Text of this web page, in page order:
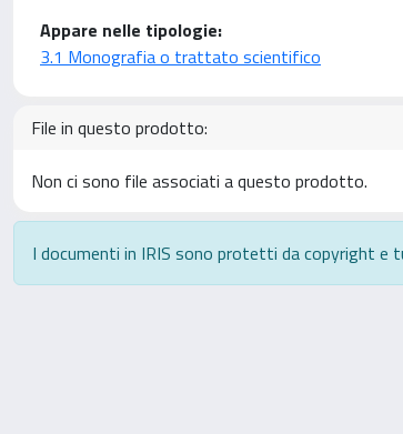
Appare nelle tipologie:
3.1 Monografia o trattato scientifico
File in questo prodotto:
Non ci sono file associati a questo prodotto.
I documenti in IRIS sono protetti da copyright e